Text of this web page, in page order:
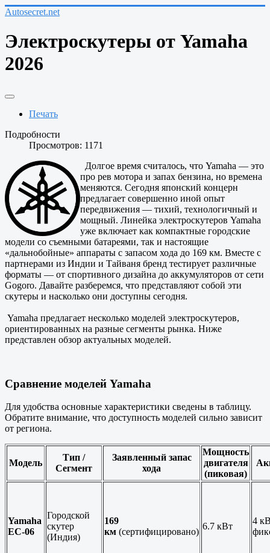
Autosecret.net
Электроскутеры от Yamaha
2026
Печать
Подробности
Просмотров: 1171
Долгое время считалось, что Yamaha — это
про рев мотора и запах бензина, но времена
меняются. Сегодня японский концерн
предлагает совершенно иной опыт
передвижения — тихий, технологичный и
мощный. Линейка электроскутеров Yamaha
уже включает как компактные городские
модели со съемными батареями, так и настоящие
«дальнобойные» аппараты с запасом хода до 169 км. Вместе с
партнерами из Индии и Тайваня бренд тестирует различные
форматы — от спортивного дизайна до аккумуляторов от сети
Gogoro. Давайте разберемся, что представляют собой эти
скутеры и насколько они доступны сегодня.
Yamaha предлагает несколько моделей электроскутеров,
ориентированных на разные сегменты рынка. Ниже
представлен обзор актуальных моделей.
Сравнение моделей Yamaha
Для удобства основные характеристики сведены в таблицу.
Обратите внимание, что доступность моделей сильно зависит
от региона.
Модель
Тип /
Сегмент
Заявленный запас
хода
Мощность
двигателя
(пиковая)
Yamaha
EC-06
Городской
скутер
(Индия)
169
км (сертифицировано)
6.7 кВт
4